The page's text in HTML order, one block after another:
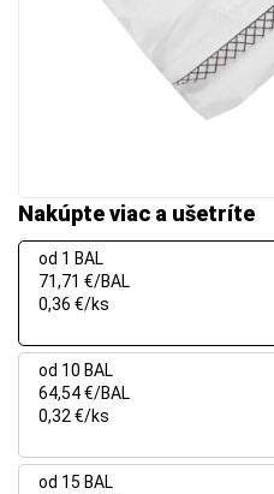
Nakúpte viac a ušetríte
od 1 BAL
71,71 €/BAL
0,36 €/ks
od 10 BAL
64,54 €/BAL
0,32 €/ks
od 15 BAL